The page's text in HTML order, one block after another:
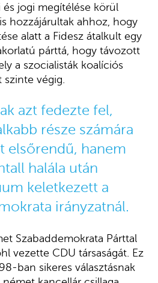
jogi megítélése körül
hozzájárultak ahhoz, hogy
alatt a Fidesz átalkult egy
párttá, hogy távozott
a szocialisták koalíciós
végig.
azt fedezte fel,
része számára
elsőrendű, hanem
halála után
keletkezett a
irányzatnál.
Szabaddemokrata Párttal
vezette CDU társaságát. Ez
ban sikeres választásnak